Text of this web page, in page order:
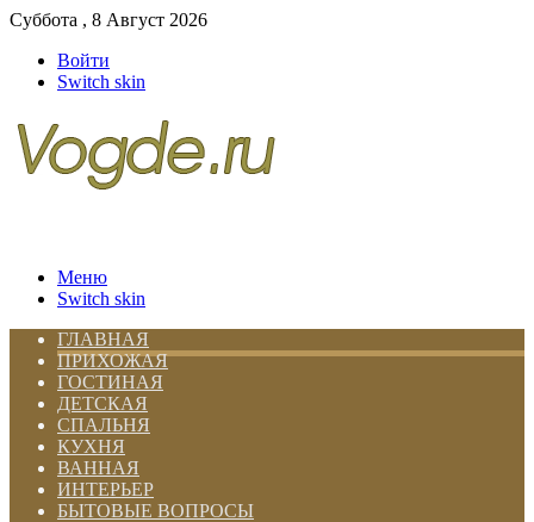
Суббота , 8 Август 2026
Войти
Switch skin
Меню
Switch skin
ГЛАВНАЯ
ПРИХОЖАЯ
ГОСТИНАЯ
ДЕТСКАЯ
СПАЛЬНЯ
КУХНЯ
ВАННАЯ
ИНТЕРЬЕР
БЫТОВЫЕ ВОПРОСЫ